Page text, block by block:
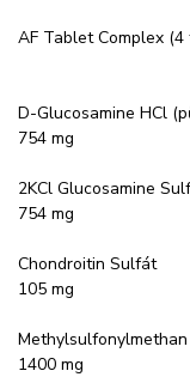
AF Tablet Complex (4
D-Glucosamine HCl
754 mg
2KCl Glucosamine
754 mg
Chondroitin Sulfát
105 mg
Methylsulfonylmethan
1400 mg